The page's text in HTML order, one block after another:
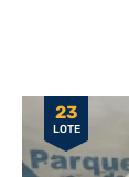
23
LOTE